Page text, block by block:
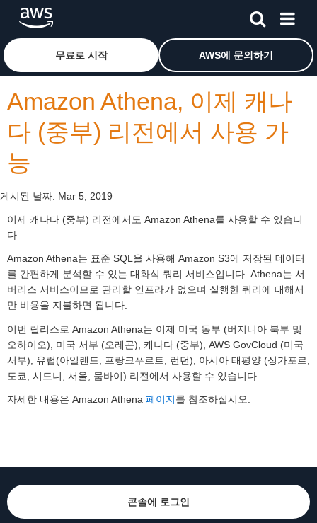
메인 콘텐츠로 건너뛰기Amazon Web Services 홈 페이지로 돌아가려면 여기를 클
무료로 시작 AWS에 문의하기
Amazon Athena, 이제 캐나
다 (중부) 리전에서 사용 가
능
게시된 날짜: Mar 5, 2019
이제 캐나다 (중부) 리전에서도 Amazon Athena를 사용할 수 있습니
다.
Amazon Athena는 표준 SQL을 사용해 Amazon S3에 저장된 데이터
를 간편하게 분석할 수 있는 대화식 쿼리 서비스입니다. Athena는 서
버리스 서비스이므로 관리할 인프라가 없으며 실행한 쿼리에 대해서
만 비용을 지불하면 됩니다.
이번 릴리스로 Amazon Athena는 이제 미국 동부 (버지니아 북부 및
오하이오), 미국 서부 (오레곤), 캐나다 (중부), AWS GovCloud (미국
서부), 유럽(아일랜드, 프랑크푸르트, 런던), 아시아 태평양 (싱가포르,
도쿄, 시드니, 서울, 뭄바이) 리전에서 사용할 수 있습니다.
자세한 내용은 Amazon Athena 페이지를 참조하십시오.
콘솔에 로그인